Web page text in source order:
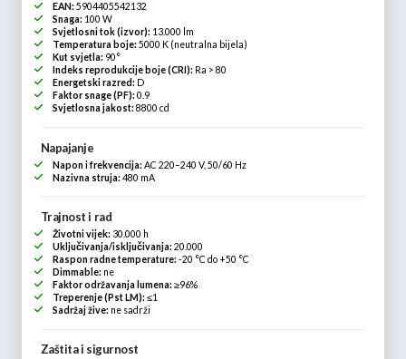
EAN: 5904405542132
Snaga: 100 W
Svjetlosni tok (izvor): 13.000 lm
Temperatura boje: 5000 K (neutralna bijela)
Kut svjetla: 90°
Indeks reprodukcije boje (CRI): Ra > 80
Energetski razred: D
Faktor snage (PF): 0.9
Svjetlosna jakost: 8800 cd
Napajanje
Napon i frekvencija: AC 220–240 V, 50/60 Hz
Nazivna struja: 480 mA
Trajnost i rad
Životni vijek: 30.000 h
Uključivanja/isključivanja: 20.000
Raspon radne temperature: -20 °C do +50 °C
Dimmable: ne
Faktor održavanja lumena: ≥96%
Treperenje (Pst LM): ≤1
Sadržaj žive: ne sadrži
Zaštita i sigurnost